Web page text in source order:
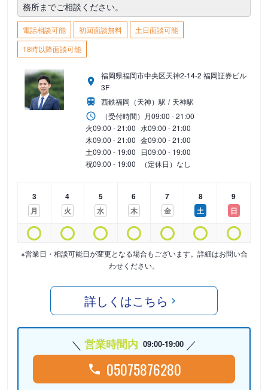
務所までご相談ください。
電話相談可能 初回面談無料
土日面談可能
18時以降面談可能
福岡県福岡市中央区天神2-14-2 福岡証券ビル
3F
西鉄福岡（天神）駅
天神駅
（受付時間） 月09:00 - 21:00
火09:00 - 21:00 水09:00 - 21:00
木09:00 - 21:00 金09:00 - 21:00
土09:00 - 19:00 日09:00 - 19:00
祝09:00 - 19:00 （定休日）なし
3
月
4
火
5
水
6
木
7
金
8
土
9
日
※営業日・相談可能日が変更となる場合もございます。詳細はお問い合
わせください。
詳しくはこちら
営業時間内 09:00-19:00
05075876280